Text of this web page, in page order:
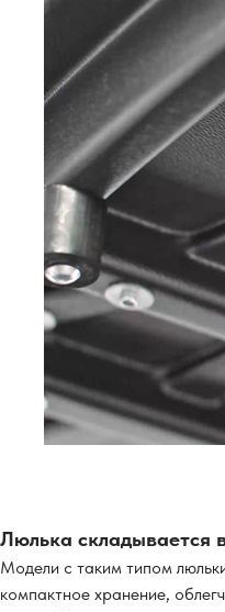
Люлька складывается
Модели с таким типом
компактное хранение,